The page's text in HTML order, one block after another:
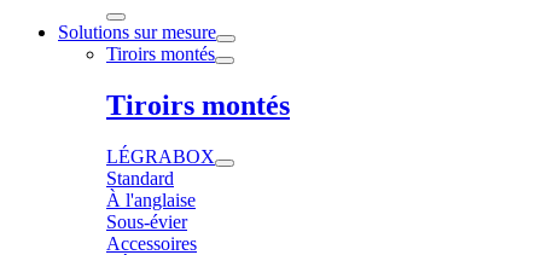
Solutions sur mesure
Tiroirs montés
Tiroirs montés
LÉGRABOX
Standard
À l'anglaise
Sous-évier
Accessoires